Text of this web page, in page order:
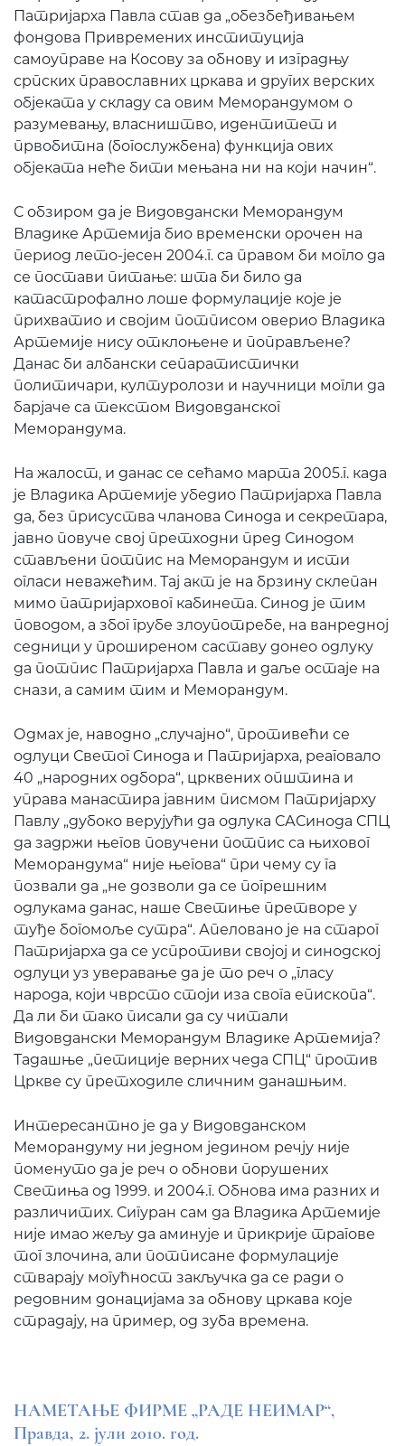
Патријарха Павла став да „обезбеђивањем
фондова Привремених институција
самоуправе на Косову за обнову и изградњу
српских православних цркава и других верских
објеката у складу са овим Меморандумом о
разумевању, власништво, идентитет и
првобитна (богослужбена) функција ових
објеката неће бити мењана ни на који начин“.
С обзиром да је Видовдански Меморандум
Владике Артемија био временски орочен на
период лето-јесен 2004.г. са правом би могло да
се постави питање: шта би било да
катастрофално лоше формулације које је
прихватио и својим потписом оверио Владика
Артемије нису отклоњене и поправљене?
Данас би албански сепаратистички
политичари, културолози и научници могли да
барјаче са текстом Видовданског
Меморандума.
На жалост, и данас се сећамо марта 2005.г. када
је Владика Артемије убедио Патријарха Павла
да, без присуства чланова Синода и секретара,
јавно повуче свој претходни пред Синодом
стављени потпис на Меморандум и исти
огласи неважећим. Тај акт је на брзину склепан
мимо патријарховог кабинета. Синод је тим
поводом, а због грубе злоупотребе, на ванредној
седници у проширеном саставу донео одлуку
да потпис Патријарха Павла и даље остаје на
снази, а самим тим и Меморандум.
Одмах је, наводно „случајно“, противећи се
одлуци Светог Синода и Патријарха, реаговало
40 „народних одбора“, црквених општина и
управа манастира јавним писмом Патријарху
Павлу „дубоко верујући да одлука САСинода СПЦ
да задржи његов повучени потпис са њиховог
Меморандума“ није његова“ при чему су га
позвали да „не дозволи да се погрешним
одлукама данас, наше Светиње претворе у
туђе богомоље сутра“. Апеловано је на старог
Патријарха да се успротиви својој и синодској
одлуци уз уверавање да је то реч о „гласу
народа, који чврсто стоји иза свога епископа“.
Да ли би тако писали да су читали
Видовдански Меморандум Владике Артемија?
Тадашње „петиције верних чеда СПЦ“ против
Цркве су претходиле сличним данашњим.
Интересантно је да у Видовданском
Меморандуму ни једном једином речју није
поменуто да је реч о обнови порушених
Светиња од 1999. и 2004.г. Обнова има разних и
различитих. Сигуран сам да Владика Артемије
није имао жељу да аминује и прикрије трагове
тог злочина, али потписане формулације
стварају могућност закључка да се ради о
редовним донацијама за обнову цркава које
страдају, на пример, од зуба времена.
НАМЕТАЊЕ ФИРМЕ „РАДЕ НЕИМАР“,
Правда, 2. јули 2010. год.